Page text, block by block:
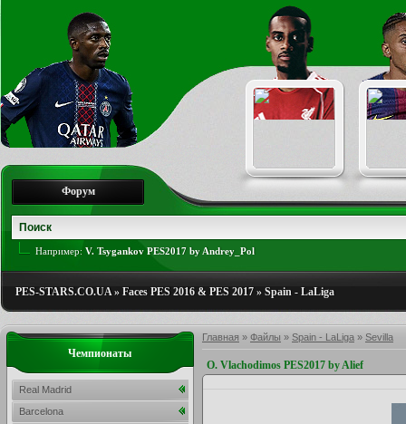
Форум
Например: V. Tsygankov PES2017 by Andrey_Pol
PES-STARS.CO.UA» Faces PES 2016 & PES 2017 » Spain - LaLiga
Главная » Файлы » Spain - LaLiga » Sevilla
O. Vlachodimos PES2017 by Alief
Чемпионаты
Real Madrid
Barcelona